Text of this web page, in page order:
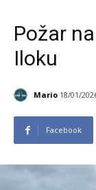
Požar
Iloku
Mario 18/01/
Facebook